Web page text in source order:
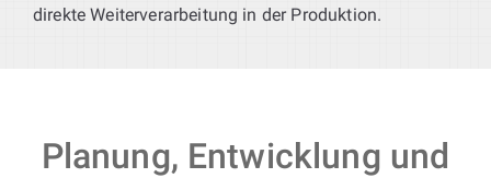
direkte Weiterverarbeitung in der Produktion.
Planung, Entwicklung und